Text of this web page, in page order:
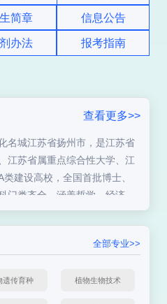
简章 信息公告
办法 报考指南
名城江苏省扬州市，是江苏省
江苏省属重点综合性大学、江
建设高校，全国首批博士、
门类齐全，涵盖哲学、经济
史学、理学、工学、农学、医
专业6个，国家级一流本科专业
查看更多>>
全部专业>>
遗传育种 植物生物技术